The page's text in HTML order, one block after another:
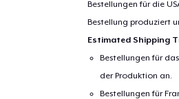
Bestellungen für die
Bestellung produziert
Estimated Shipping
Bestellungen für
der Produktion an.
Bestellungen für